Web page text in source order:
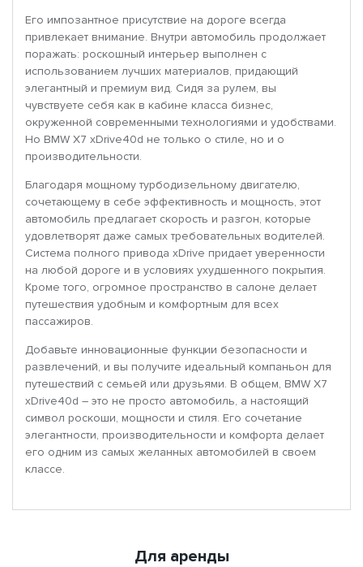
Его импозантное присутствие на дороге всегда
привлекает внимание. Внутри автомобиль продолжает
поражать: роскошный интерьер выполнен с
использованием лучших материалов, придающий
элегантный и премиум вид. Сидя за рулем, вы
чувствуете себя как в кабине класса бизнес,
окруженной современными технологиями и удобствами.
Но BMW X7 xDrive40d не только о стиле, но и о
производительности.
Благодаря мощному турбодизельному двигателю,
сочетающему в себе эффективность и мощность, этот
автомобиль предлагает скорость и разгон, которые
удовлетворят даже самых требовательных водителей.
Система полного привода xDrive придает уверенности
на любой дороге и в условиях ухудшенного покрытия.
Кроме того, огромное пространство в салоне делает
путешествия удобным и комфортным для всех
пассажиров.
Добавьте инновационные функции безопасности и
развлечений, и вы получите идеальный компаньон для
путешествий с семьей или друзьями. В общем, BMW X7
xDrive40d – это не просто автомобиль, а настоящий
символ роскоши, мощности и стиля. Его сочетание
элегантности, производительности и комфорта делает
его одним из самых желанных автомобилей в своем
классе.
Для аренды